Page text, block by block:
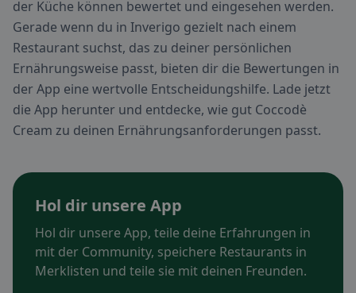
der Küche können bewertet und eingesehen werden.
Gerade wenn du in Inverigo gezielt nach einem
Restaurant suchst, das zu deiner persönlichen
Ernährungsweise passt, bieten dir die Bewertungen in
der App eine wertvolle Entscheidungshilfe. Lade jetzt
die App herunter und entdecke, wie gut Coccodè
Cream zu deinen Ernährungsanforderungen passt.
Hol dir unsere App
Hol dir unsere App, teile deine Erfahrungen in
mit der Community, speichere Restaurants in
Merklisten und teile sie mit deinen Freunden.